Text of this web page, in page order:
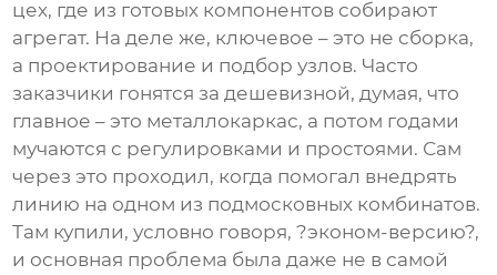
цех, где из готовых компонентов собирают
агрегат. На деле же, ключевое – это не сборка,
а проектирование и подбор узлов. Часто
заказчики гонятся за дешевизной, думая, что
главное – это металлокаркас, а потом годами
мучаются с регулировками и простоями. Сам
через это проходил, когда помогал внедрять
линию на одном из подмосковных комбинатов.
Там купили, условно говоря, ?эконом-версию?,
и основная проблема была даже не в самой